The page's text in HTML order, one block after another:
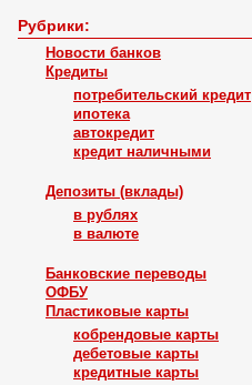
Рубрики:
Новости банков
Кредиты
потребительский кредит
ипотека
автокредит
кредит наличными
Депозиты (вклады)
в рублях
в валюте
Банковские переводы
ОФБУ
Пластиковые карты
кобрендовые карты
дебетовые карты
кредитные карты